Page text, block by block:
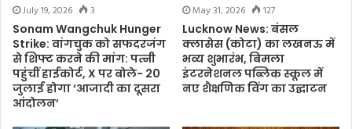
July 19, 2026
3
Sonam Wangchuk Hunger
Strike: वांगचुक को सफदरजंग
से शिफ्ट करने की मांग: पत्नी
पहुंचीं हाईकोर्ट, X पर बोले- 20
जुलाई होगा ‘आजादी का दूसरा
आंदोलन’
May 31, 2026
127
Lucknow News: बंसल
क्लासेस (कोटा) का लखनऊ में
भव्य शुभारंभ, बिमला
इंटरनेशनल पब्लिक स्कूल में
नए शैक्षणिक विंग का उद्घाटन